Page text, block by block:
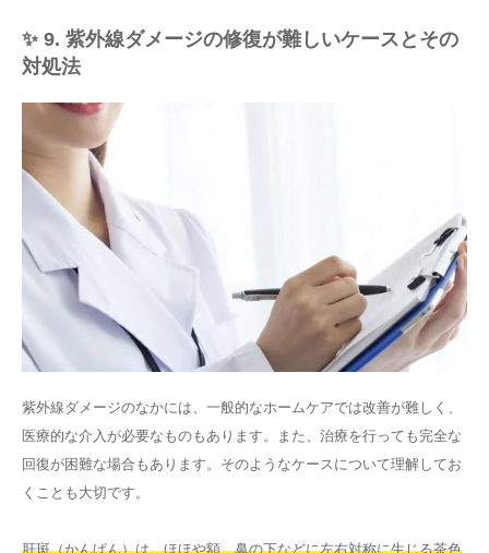
✨ 9. 紫外線ダメージの修復が難しいケースとその
対処法
紫外線ダメージのなかには、一般的なホームケアでは改善が難しく、
医療的な介入が必要なものもあります。また、治療を行っても完全な
回復が困難な場合もあります。そのようなケースについて理解してお
くことも大切です。
肝斑（かんぱん）は、ほほや額、鼻の下などに左右対称に生じる茶色